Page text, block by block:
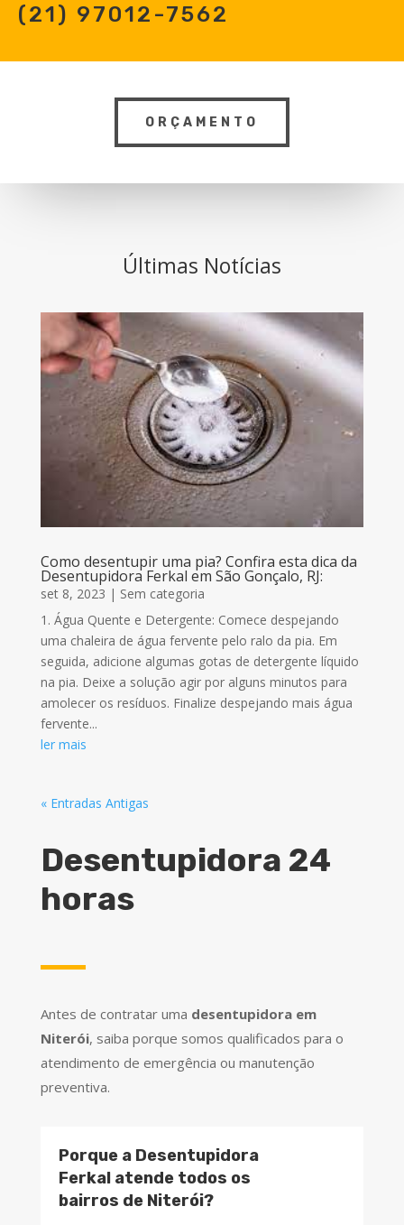
(21) 97012-7562
ORÇAMENTO
Últimas Notícias
Como desentupir uma pia? Confira esta dica da
Desentupidora Ferkal em São Gonçalo, RJ:
set 8, 2023 | Sem categoria
1. Água Quente e Detergente: Comece despejando
uma chaleira de água fervente pelo ralo da pia. Em
seguida, adicione algumas gotas de detergente líquido
na pia. Deixe a solução agir por alguns minutos para
amolecer os resíduos. Finalize despejando mais água
fervente...
ler mais
« Entradas Antigas
Desentupidora 24
horas
Antes de contratar uma desentupidora em
Niterói, saiba porque somos qualificados para o
atendimento de emergência ou manutenção
preventiva.
Porque a Desentupidora
Ferkal atende todos os
bairros de Niterói?